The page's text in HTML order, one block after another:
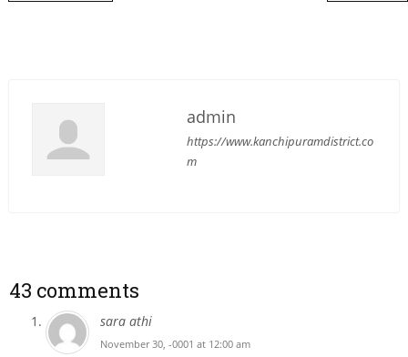
admin
https://www.kanchipuramdistrict.co
m
43 comments
sara athi
November 30, -0001 at 12:00 am